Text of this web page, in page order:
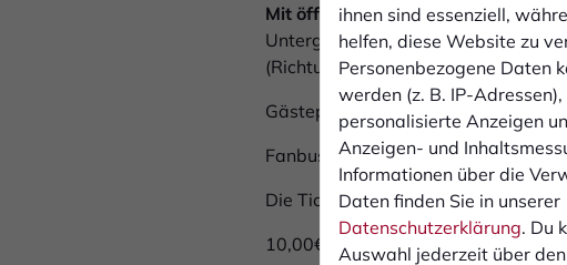
ihnen sind essenziell,
helfen, diese Website zu
Personenbezogene Daten
werden (z. B. IP-Adressen),
personalisierte Anzeigen
Anzeigen- und
Informationen über die
Daten finden Sie in unserer
Datenschutzerklärung. Du
Auswahl jederzeit über
Mit öffentlichen Verkehrsmitteln:
Untergeschoss des Bahnhofs
(Richtung GE-Buer) können
Gästeparkplatz für Busse und
Fanbusse werden von den
Die Ticketpreise für das Spiel
10,00€ Vollzahler5,00€ Ermäßigt